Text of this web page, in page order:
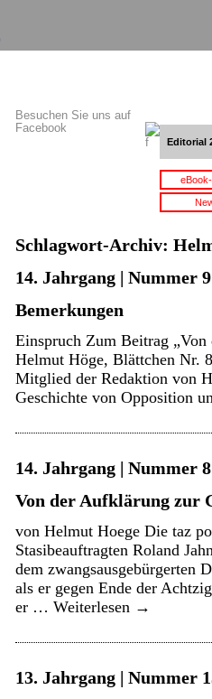
Besuchen Sie uns auf
Facebook
Editorial
Schlagwort-Archiv:
14. Jahrgang | Nummer
Bemerkungen
Einspruch Zum Beitrag
Helmut Höge, Blättchen Nr.
Mitglied der Redaktion von
Geschichte von Opposition
14. Jahrgang | Nummer
Von der Aufklärung zur
von Helmut Hoege Die taz
Stasibeauftragten Roland
dem zwangsausgebürgerten
als er gegen Ende der
er … Weiterlesen →
13. Jahrgang | Nummer